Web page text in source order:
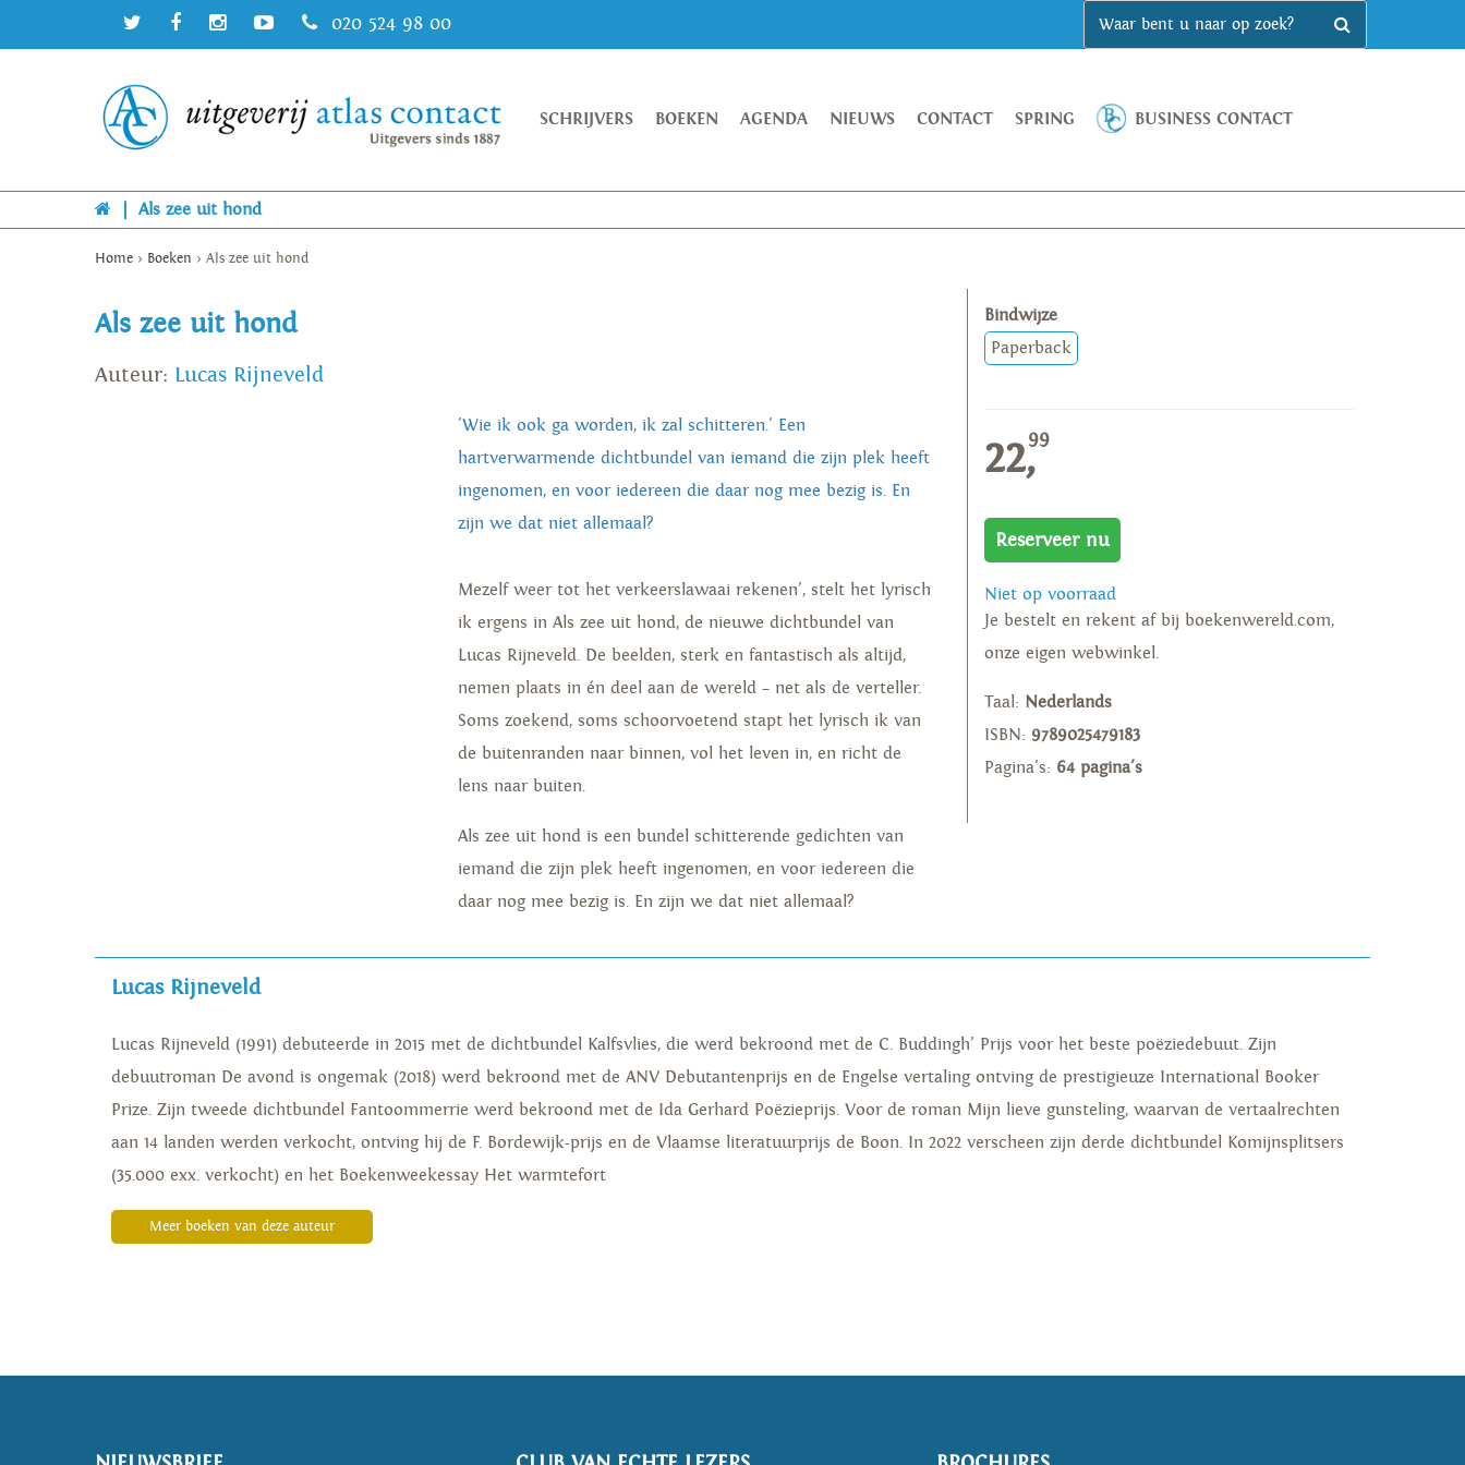
020 524 98 00
SCHRIJVERS BOEKEN AGENDA NIEUWS CONTACT SPRING BUSINESS CONTACT
Als zee uit hond
Home > Boeken > Als zee uit hond
Als zee uit hond
Auteur: Lucas Rijneveld
'Wie ik ook ga worden, ik zal schitteren.' Een
hartverwarmende dichtbundel van iemand die zijn plek heeft
ingenomen, en voor iedereen die daar nog mee bezig is. En
zijn we dat niet allemaal?
Mezelf weer tot het verkeerslawaai rekenen’, stelt het lyrisch
ik ergens in Als zee uit hond, de nieuwe dichtbundel van
Lucas Rijneveld. De beelden, sterk en fantastisch als altijd,
nemen plaats in én deel aan de wereld – net als de verteller.
Soms zoekend, soms schoorvoetend stapt het lyrisch ik van
de buitenranden naar binnen, vol het leven in, en richt de
lens naar buiten.
Als zee uit hond is een bundel schitterende gedichten van
iemand die zijn plek heeft ingenomen, en voor iedereen die
daar nog mee bezig is. En zijn we dat niet allemaal?
Bindwijze
Paperback
22,99
Reserveer nu
Niet op voorraad
Je bestelt en rekent af bij boekenwereld.com,
onze eigen webwinkel.
Taal: Nederlands
ISBN: 9789025479183
Pagina's: 64 pagina's
Lucas Rijneveld
Lucas Rijneveld (1991) debuteerde in 2015 met de dichtbundel Kalfsvlies, die werd bekroond met de C. Buddingh’ Prijs voor het beste poëziedebuut. Zijn
debuutroman De avond is ongemak (2018) werd bekroond met de ANV Debutantenprijs en de Engelse vertaling ontving de prestigieuze International Booker
Prize. Zijn tweede dichtbundel Fantoommerrie werd bekroond met de Ida Gerhard Poëzieprijs. Voor de roman Mijn lieve gunsteling, waarvan de vertaalrechten
aan 14 landen werden verkocht, ontving hij de F. Bordewijk-prijs en de Vlaamse literatuurprijs de Boon. In 2022 verscheen zijn derde dichtbundel Komijnsplitsers
(35.000 exx. verkocht) en het Boekenweekessay Het warmtefort
Meer boeken van deze auteur